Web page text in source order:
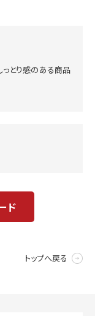
っとり感のある商品
ド
トップへ戻る